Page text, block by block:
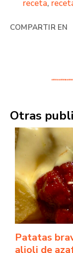
receta,
COMPARTIR EN
Otras
Patatas
alioli de